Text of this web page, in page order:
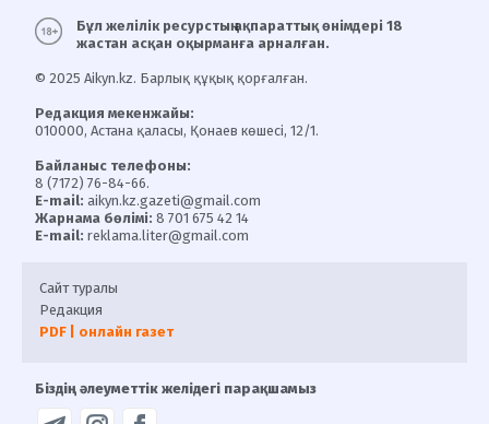
Бұл желілік ресурстың ақпараттық өнімдері 18
жастан асқан оқырманға арналған.
© 2025 Aikyn.kz. Барлық құқық қорғалған.
Редакция мекенжайы:
010000, Астана қаласы, Қонаев көшесі, 12/1.
Байланыс телефоны:
8 (7172) 76-84-66.
E-mail: aikyn.kz.gazeti@gmail.com
Жарнама бөлімі: 8 701 675 42 14
E-mail: reklama.liter@gmail.com
Сайт туралы
Редакция
PDF | онлайн газет
Біздің әлеуметтік желідегі парақшамыз